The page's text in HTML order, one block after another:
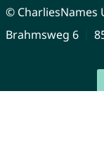
© CharliesNames
Brahmsweg 6